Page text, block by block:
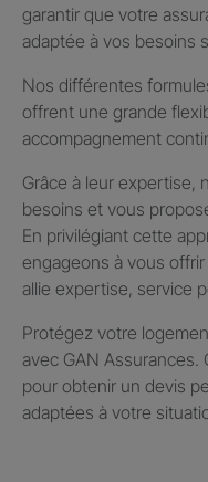
garantir que votre
adaptée à vos besoins
Nos différentes
offrent une grande
accompagnement
Grâce à leur expertise,
besoins et vous
En privilégiant cette
engageons à vous
allie expertise, service
Protégez votre
avec GAN Assurances.
pour obtenir un devis
adaptées à votre